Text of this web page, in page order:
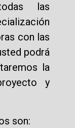
las
con las
podrá
la
y
son: